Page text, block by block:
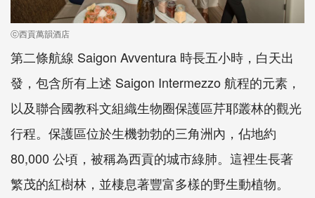
ⓒ西貢萬韻酒店
第二條航線 Saigon Avventura 時長五小時，白天出
發，包含所有上述 Saigon Intermezzo 航程的元素，
以及聯合國教科文組織生物圈保護區芹耶叢林的觀光
行程。保護區位於生機勃勃的三角洲內，佔地約
80,000 公頃，被稱為西貢的城市綠肺。這裡生長著
繁茂的紅樹林，並棲息著豐富多樣的野生動植物。